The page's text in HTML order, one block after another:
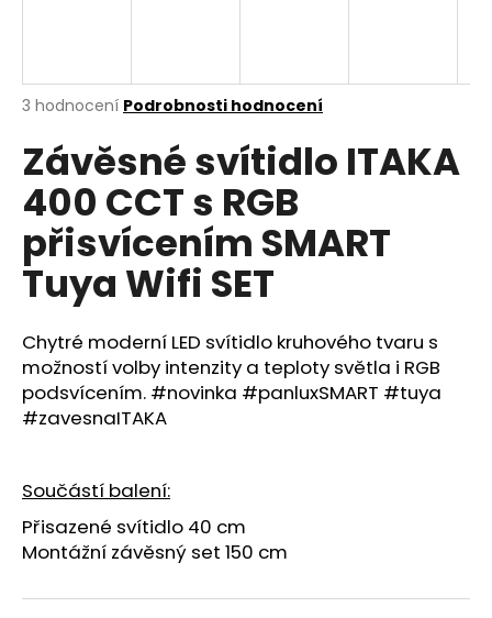
Průměrné
produktu
je
3,7
z
5
hvězdiček.
3 hodnocení Podrobnosti hodnocení
Závěsné svítidlo ITAKA
400 CCT s RGB
přisvícením SMART
Tuya Wifi SET
Chytré moderní LED svítidlo kruhového tvaru s
možností volby intenzity a teploty světla i RGB
podsvícením. #novinka #panluxSMART #tuya
#zavesnaITAKA
Součástí balení:
Přisazené svítidlo 40 cm
Montážní závěsný set 150 cm
í
t
?
HLEDAT
D
o
p
o
č
u
j
e
m